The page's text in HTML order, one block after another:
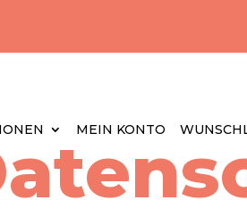
MEIN KONTO